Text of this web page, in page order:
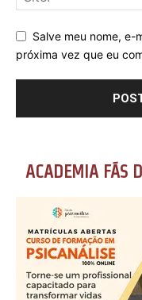
Salve meu nome, e-
próxima vez que eu
ACADEMIA FÃS